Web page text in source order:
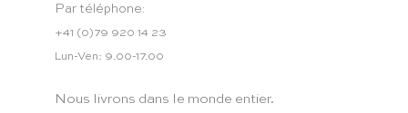
Par téléphone:
+41 (0)79 920 14 23
Lun-Ven: 9.00-17.00
Nous livrons dans le monde entier.